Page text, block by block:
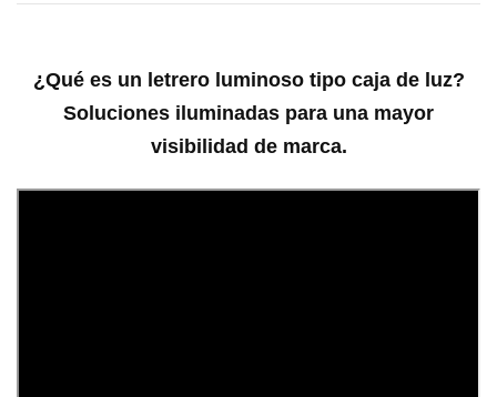
¿Qué es un letrero luminoso tipo caja de luz?
Soluciones iluminadas para una mayor
visibilidad de marca.